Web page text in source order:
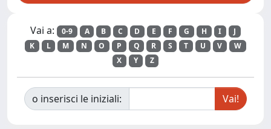
Vai a: 0-9 A B C D E F G H I
J
K
L M N O P Q R S T U V
W
X
Y Z
o inserisci le iniziali: